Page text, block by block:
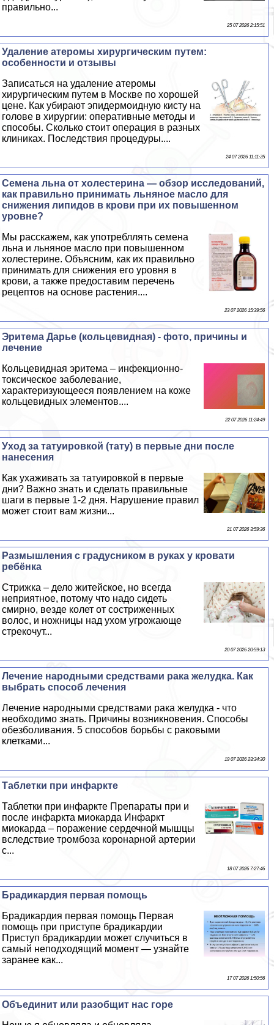
правильно...
25 07 2026 2:15:51
Удаление атеромы хирургическим путем:
особенности и отзывы
Записаться на удаление атеромы
хирургическим путем в Москве по хорошей
цене. Как убирают эпидермоидную кисту на
голове в хирургии: оперативные методы и
способы. Сколько стоит операция в разных
клиниках. Последствия процедуры....
24 07 2026 11:11:35
Семена льна от холестерина — обзор исследований,
как правильно принимать льняное масло для
снижения липидов в крови при их повышенном
уровне?
Мы расскажем, как употрeбллять семена
льна и льняное масло при повышенном
холестерине. Объясним, как их правильно
принимать для снижения его уровня в
крови, а также предоставим перечень
рецептов на основе растения....
23 07 2026 15:39:56
Эритема Дарье (кольцевидная) - фото, причины и
лечение
Кольцевидная эритема – инфекционно-
токсическое заболевание,
хаpaктеризующееся появлением на коже
кольцевидных элементов....
22 07 2026 11:24:49
Уход за татуировкой (тату) в первые дни после
нанесения
Как ухаживать за татуировкой в первые
дни? Важно знать и сделать правильные
шаги в первые 1-2 дня. Нарушение правил
может стоит вам жизни...
21 07 2026 3:59:36
Размышления с градусником в руках у кровати
ребёнка
Стрижка – дело житейское, но всегда
неприятное, потому что надо сидеть
смирно, везде колет от состриженных
волос, и ножницы над ухом угрожающе
стрекочут...
20 07 2026 20:59:13
Лечение народными средствами paка желудка. Как
выбрать способ лечения
Лечение народными средствами paка желудка - что
необходимо знать. Причины возникновения. Способы
обезболивания. 5 способов борьбы с paковыми
клетками...
19 07 2026 23:34:30
Таблетки при инфаркте
Таблетки при инфаркте Препараты при и
после инфаркта миокарда Инфаркт
миокарда – поражение сердечной мышцы
вследствие тромбоза коронарной артерии
с...
18 07 2026 7:27:46
Брадикардия первая помощь
Брадикардия первая помощь Первая
помощь при приступе брадикардии
Приступ брадикардии может случиться в
самый неподходящий момент — узнайте
заранее как...
17 07 2026 1:50:56
Объединит или разобщит нас горе